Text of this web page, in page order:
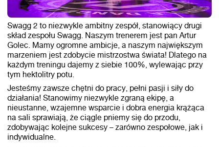
Swagg 2 to niezwykle ambitny zespół, stanowiący drugi
skład zespołu Swagg. Naszym trenerem jest pan Artur
Golec. Mamy ogromne ambicje, a naszym największym
marzeniem jest zdobycie mistrzostwa świata! Dlatego na
każdym treningu dajemy z siebie 100%, wylewając przy
tym hektolitry potu.
Jesteśmy zawsze chętni do pracy, pełni pasji i siły do
działania! Stanowimy niezwykle zgraną ekipę, a
nieustanne, wzajemne wsparcie i dobra energia krążąca
na sali sprawiają, że ciągle pniemy się do przodu,
zdobywając kolejne sukcesy – zarówno zespołowe, jak i
indywidualne.